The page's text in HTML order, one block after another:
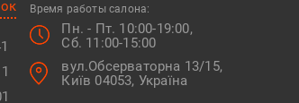
Время работы салона:
Пн. - Пт. 10:00-19:00,
Сб. 11:00-15:00
вул.Обсерваторна 13/15,
Київ 04053, Україна